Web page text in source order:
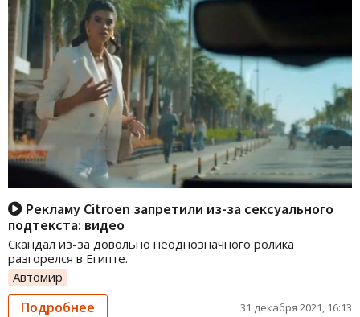
Рекламу Citroen запретили из-за сексуального
подтекста: видео
Скандал из-за довольно неоднозначного ролика
разгорелся в Египте.
Автомир
Подробнее 31 декабря 2021, 16:13